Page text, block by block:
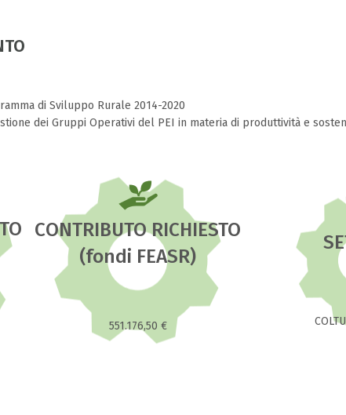
di Sviluppo Rurale 2014-2020
dei Gruppi Operativi del PEI in materia di produttività e
CONTRIBUTO RICHIESTO
(fondi FEASR)
551.176,50 €